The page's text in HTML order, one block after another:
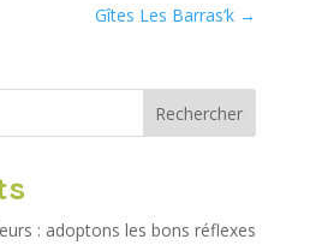
Gîtes Les Barras’k →
Rechercher
: adoptons les bons réflexes